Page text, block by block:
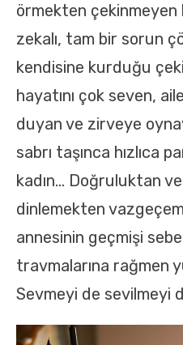
örmekten çekinmeyen
zekalı, tam bir sorun
kendisine kurduğu
hayatını çok seven,
duyan ve zirveye
sabrı taşınca hızlıca
kadın… Doğruluktan ve
dinlemekten
annesinin geçmişi
travmalarına rağmen
Sevmeyi de sevilmeyi